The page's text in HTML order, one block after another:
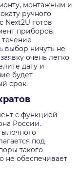
монтажным и
ручного
готов
приборов,
выбор ничуть не
очень легко
дату и
будет
срок.
с функцией
России.
под
такого
не обеспечивает